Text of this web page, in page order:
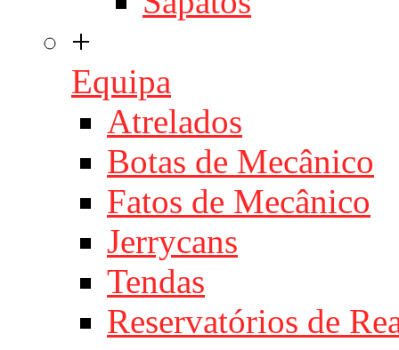
+
Equipa
Atrelados
Botas de Mecânico
Fatos de Mecânico
Jerrycans
Tendas
Reservatórios de